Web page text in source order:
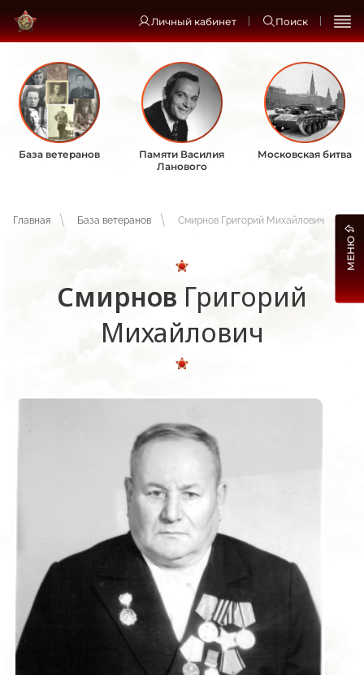
Личный кабинет Поиск
База ветеранов
Памяти Василия
Ланового
Московская битва
Главная База ветеранов Смирнов Григорий Михайлович
Смирнов Григорий
Михайлович
МЕНЮ